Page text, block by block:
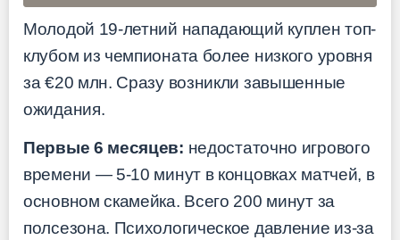
Молодой 19-летний нападающий куплен топ-
клубом из чемпионата более низкого уровня
за €20 млн. Сразу возникли завышенные
ожидания.
Первые 6 месяцев: недостаточно игрового
времени — 5-10 минут в концовках матчей, в
основном скамейка. Всего 200 минут за
полсезона. Психологическое давление из-за